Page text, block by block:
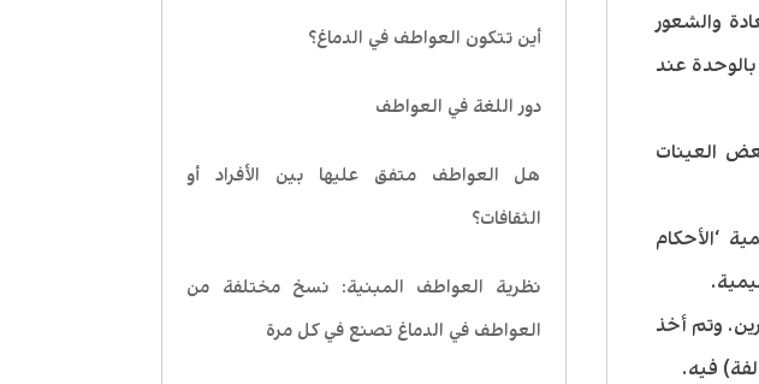
أين تتكون العواطف في الدماغ؟
دور اللغة في العواطف
هل العواطف متفق عليها بين الأفراد أو
الثقافات؟
نظرية العواطف المبنية: نسخ مختلفة من
العواطف في الدماغ تصنع في كل مرة
والشعور
عند
العينات
‘الأحكام
وتم أخذ
فيه.